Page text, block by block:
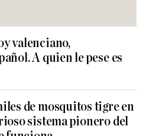
valenciano,
A quien le pese es
de mosquitos tigre en
sistema pionero del